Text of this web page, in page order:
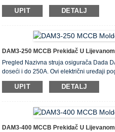
električni uređaji pogodni su za krugove
strujom od 50-60Hz, nazivnim radnim
sklopa i pogonske opreme od
UPIT DETALJ
DAM3-250 MCCB Prekidač U
Pregled Nazivna struja osigurača Dada
doseći i do 250A. Ovi električni uređaji
snage sa izmjeničnom strujom od 50-
1000A. Također se mogu koristiti u
uvjeta. U poređenju sa serijom DAM1,
volumen, veće ...
UPIT DETALJ
DAM3-400 MCCB Prekidač U